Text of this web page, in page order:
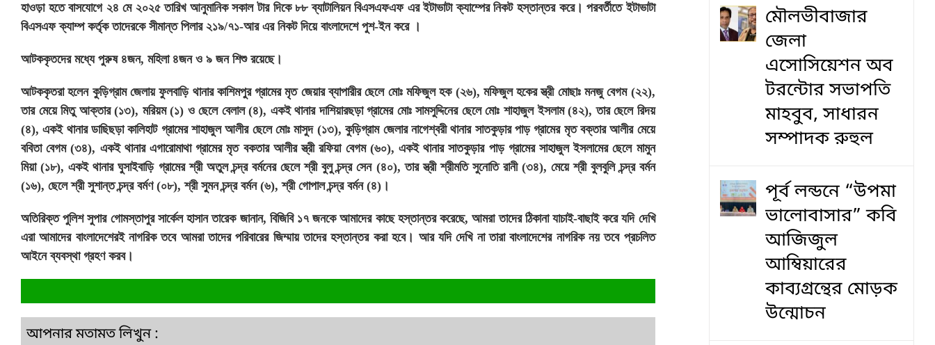
হাওড়া হতে বাসযোগে ২৪ মে ২০২৫ তারিখ আনুমানিক সকাল টার দিকে ৮৮ ব্যাটালিয়ন বিএসএফএফ এর ইটাভাটা ক্যাম্পের নিকট হস্তান্তর করে। পরবর্তীতে ইটাভাটা
বিএসএফ ক্যাম্প কর্তৃক তাদেরকে সীমান্ত পিলার ২১৯/৭১-আর এর নিকট দিয়ে বাংলাদেশে পুশ-ইন করে ।
আটককৃতদের মধ্যে পুরুষ ৪জন, মহিলা ৪জন ও ৯ জন শিশু রয়েছে।
আটককৃতরা হলেন কুড়িগ্রাম জেলায় ফুলবাড়ি থানার কাশিমপুর গ্রামের মৃত জেয়ার ব্যাপারীর ছেলে মোঃ মফিজুল হক (২৬), মফিজুল হকের স্ত্রী মোছাঃ মনজু বেগম (২২),
তার মেয়ে মিতু আক্তার (১৩), মরিয়ম (১) ও ছেলে বেলাল (৪), একই থানার দাশিয়ারছড়া গ্রামের মোঃ সামসুদ্দিনের ছেলে মোঃ শাহাজুল ইসলাম (৪২), তার ছেলে রিদয়
(৪), একই থানার ডাছিছড়া কালিহাট গ্রামের শাহাজুল আলীর ছেলে মোঃ মাসুদ (১৩), কুড়িগ্রাম জেলার নাগেশ্বরী থানার সাতকুড়ার পাড় গ্রামের মৃত বক্তার আলীর মেয়ে
ববিতা বেগম (৩৪), একই থানার এগারোমাথা গ্রামের মৃত বকতার আলীর স্ত্রী রফিয়া বেগম (৬০), একই থানার সাতকুড়ার পাড় গ্রামের সাহাজুল ইসলামের ছেলে মামুন
মিয়া (১৮), একই থানার ঘুসাইবাড়ি গ্রামের শ্রী অতুল চন্দ্র বর্মনের ছেলে শ্রী বুলু চন্দ্র সেন (৪০), তার স্ত্রী শ্রীমতি সুনোতি রানী (৩৪), মেয়ে শ্রী বুলবুলি চন্দ্র বর্মন
(১৬), ছেলে শ্রী সুশান্ত চন্দ্র বর্মণ (০৮), শ্রী সুমন চন্দ্র বর্মন (৬), শ্রী গোপাল চন্দ্র বর্মন (৪)।
অতিরিক্ত পুলিশ সুপার গোমস্তাপুর সার্কেল হাসান তারেক জানান, বিজিবি ১৭ জনকে আমাদের কাছে হস্তান্তর করেছে, আমরা তাদের ঠিকানা যাচাই-বাছাই করে যদি দেখি
এরা আমাদের বাংলাদেশেরই নাগরিক তবে আমরা তাদের পরিবারের জিম্মায় তাদের হস্তান্তর করা হবে। আর যদি দেখি না তারা বাংলাদেশের নাগরিক নয় তবে প্রচলিত
আইনে ব্যবস্থা গ্রহণ করব।
আপনার মতামত লিখুন :
মৌলভীবাজার
জেলা
এসোসিয়েশন অব
টরন্টোর সভাপতি
মাহবুব, সাধারন
সম্পাদক রুহুল
পূর্ব লন্ডনে “উপমা
ভালোবাসার” কবি
আজিজুল
আম্বিয়ারের
কাব্যগ্রন্থের মোড়ক
উন্মোচন